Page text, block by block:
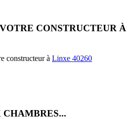
CONSTRUCTEUR À
constructeur à Linxe 40260